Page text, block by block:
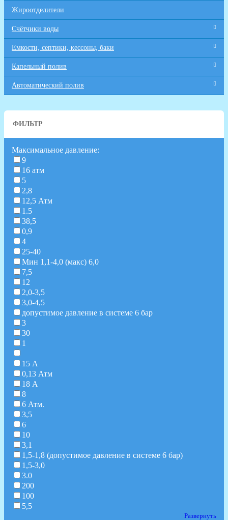
Жироотделители
Счётчики воды
Емкости, септики, кессоны, баки
Капельный полив
Автоматический полив
ФИЛЬТР
Максимальное давление:
9
16 атм
5
2,8
12,5 Атм
1.5
38,5
0,9
4
25-40
Мин 1,1-4,0 (макс) 6,0
7,5
12
2,0-3,5
3,0-4,5
допустимое давление в системе 6 бар
3
30
1
15 А
0,13 Атм
18 А
8
6 Атм.
3,5
6
10
3,1
1,5-1,8 (допустимое давление в системе 6 бар)
1,5-3,0
3.0
200
100
5,5
Развернуть